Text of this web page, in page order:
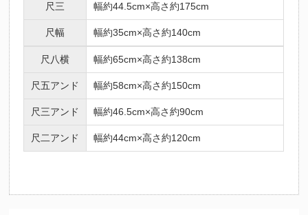
尺三 幅約44.5cm×高さ約175cm
尺幅 幅約35cm×高さ約140cm
尺八横 幅約65cm×高さ約138cm
尺五アンド 幅約58cm×高さ約150cm
尺三アンド 幅約46.5cm×高さ約90cm
尺二アンド 幅約44cm×高さ約120cm